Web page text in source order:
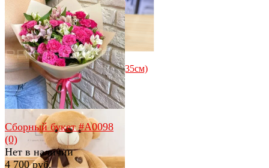
Мишутка с бантом розовый (35см)
(0)
В наличии
850 руб.
избранное сравнить
Сборный букет #А0098
(0)
Нет в наличии
4 700 руб.